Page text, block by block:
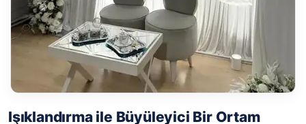
Işıklandırma ile Büyüleyici Bir Ortam